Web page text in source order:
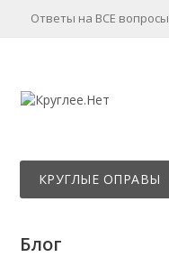
Ответы на ВСЕ вопросы
КРУГЛЫЕ ОПРАВЫ
Блог